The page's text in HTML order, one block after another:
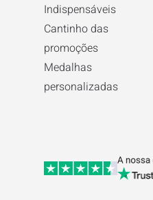
Indispensáveis
Cantinho das
promoções
Medalhas
personalizadas